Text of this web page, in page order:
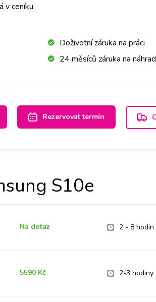
v ceníku,
Doživotní záruka na práci
24 měsíců záruka na
Rezervovat termín
S10e
Na dotaz 2 - 8 hodin
5590 Kč 2-3 hodiny